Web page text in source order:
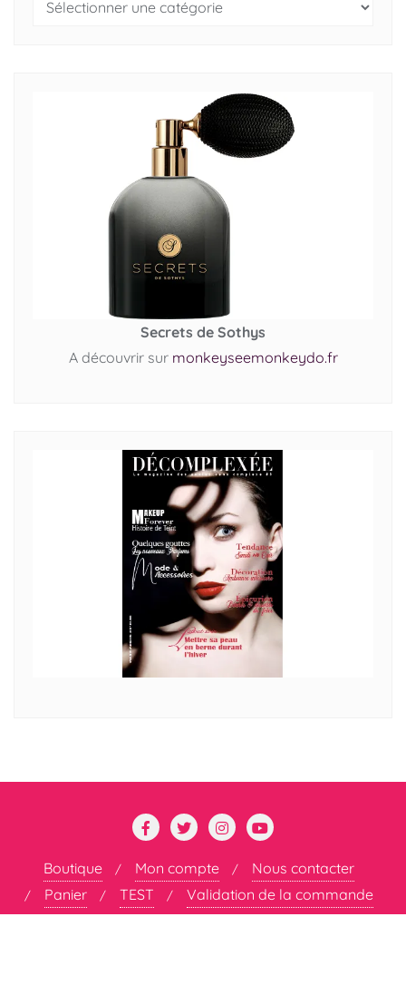
Secrets de Sothys
A découvrir sur monkeyseemonkeydo.fr
Boutique Mon compte
Nous contacter
Panier
TEST Validation de la commande